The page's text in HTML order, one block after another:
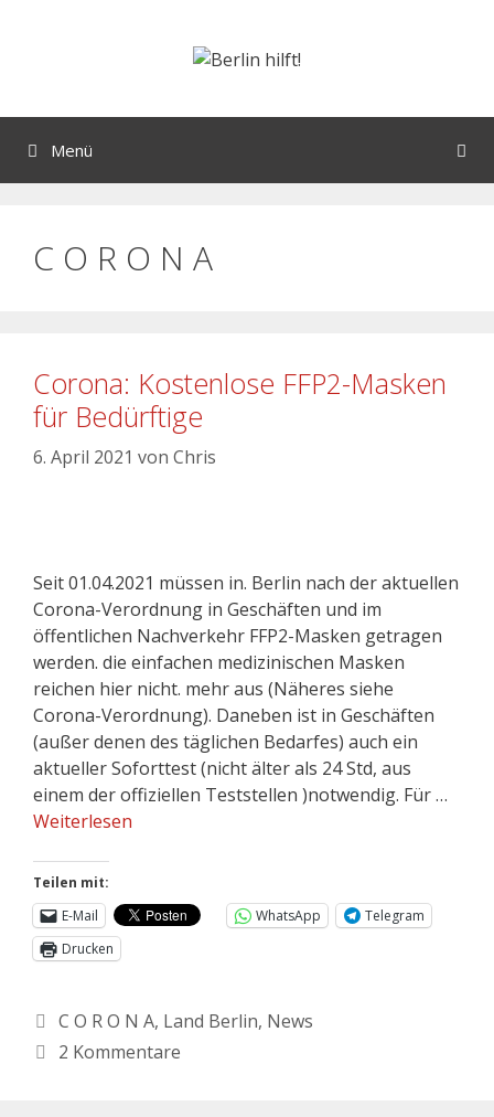
Menü
C O R O N A
Corona: Kostenlose FFP2-Masken
für Bedürftige
6. April 2021 von Chris
Seit 01.04.2021 müssen in. Berlin nach der aktuellen
Corona-Verordnung in Geschäften und im
öffentlichen Nachverkehr FFP2-Masken getragen
werden. die einfachen medizinischen Masken
reichen hier nicht. mehr aus (Näheres siehe
Corona-Verordnung). Daneben ist in Geschäften
(außer denen des täglichen Bedarfes) auch ein
aktueller Soforttest (nicht älter als 24 Std, aus
einem der offiziellen Teststellen )notwendig. Für …
Weiterlesen
Teilen mit:
E-Mail
WhatsApp
Telegram
Drucken
C O R O N A, Land Berlin, News
2 Kommentare